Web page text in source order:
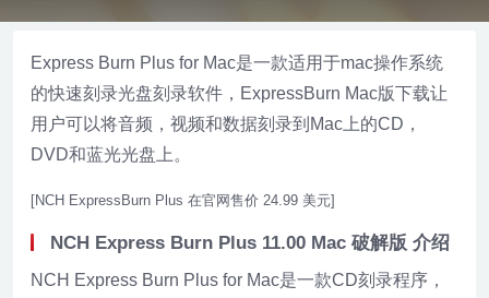
Express Burn Plus for Mac是一款适用于mac操作系统
的快速刻录光盘刻录软件，ExpressBurn Mac版下载让
用户可以将音频，视频和数据刻录到Mac上的CD，
DVD和蓝光光盘上。
[NCH ExpressBurn Plus 在官网售价 24.99 美元]
NCH Express Burn Plus 11.00 Mac 破解版 介绍
NCH Express Burn Plus for Mac是一款CD刻录程序，